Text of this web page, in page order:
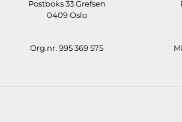
Postboks 33 Grefsen
0409 Oslo
Org.nr. 995 369 575